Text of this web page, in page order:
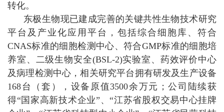
转化。
东极生物现已建成完善的关键共性生物技术研究
平台及产业化应用平台，包括综合细胞库、符合
CNAS标准的细胞检测中心、符合GMP标准的细胞培
养室、二级生物安全(BSL-2)实验室、药效评价中心
及病理检测中心，相关研究平台拥有研发及生产设备
168台（套），设备原值3500余万元；公司陆续获
得“国家高新技术企业”、“江苏省股权交易中心挂牌